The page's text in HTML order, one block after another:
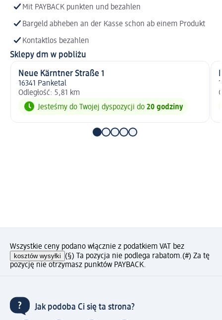
Mit PAYBACK punkten und bezahlen
Bargeld abheben an der Kasse schon ab einem Produkt
Kontaktlos bezahlen
Sklepy dm w pobliżu
Neue Kärntner Straße 1
16341 Panketal
Odległość: 5,81 km
Jesteśmy do Twojej dyspozycji do 20 godziny
Wszystkie ceny podano włącznie z podatkiem VAT bez
kosztów wysyłki (§) Ta pozycja nie podlega rabatom.(#) Za tę
pozycję nie otrzymasz punktów PAYBACK.
Jak podoba Ci się ta strona?